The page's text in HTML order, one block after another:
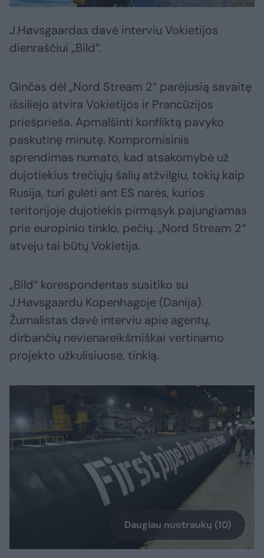
J.Høvsgaardas davė interviu Vokietijos
dienraščiui „Bild“.
Ginčas dėl „Nord Stream 2“ parėjusią savaitę
išsiliejo atvira Vokietijos ir Prancūzijos
priešprieša. Apmalšinti konfliktą pavyko
paskutinę minutę. Kompromisinis
sprendimas numato, kad atsakomybė už
dujotiekius trečiųjų šalių atžvilgiu, tokių kaip
Rusija, turi gulėti ant ES narės, kurios
teritorijoje dujotiekis pirmąsyk pajungiamas
prie europinio tinklo, pečių. „Nord Stream 2“
atveju tai būtų Vokietija.
„Bild“ korespondentas susitiko su
J.Høvsgaardu Kopenhagoje (Danija).
Žurnalistas davė interviu apie agentų,
dirbančių nevienareikšmiškai vertinamo
projekto užkulisiuose, tinklą.
Daugiau nuotraukų (10)